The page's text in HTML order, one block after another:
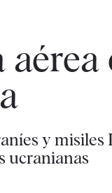
aérea
y misiles
ucranianas